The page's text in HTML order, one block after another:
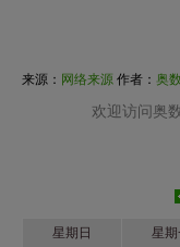
来源： 网络来源 作者： 奥
欢迎访问奥
星期日 星